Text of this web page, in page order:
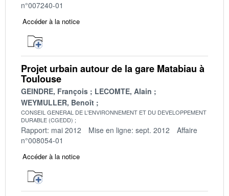
n°007240-01
Accéder à la notice
Projet urbain autour de la gare Matabiau à
Toulouse
GEINDRE, François
LECOMTE, Alain
WEYMULLER, Benoît
CONSEIL GENERAL DE L'ENVIRONNEMENT ET DU DEVELOPPEMENT
DURABLE (CGEDD)
Rapport: mai 2012 Mise en ligne: sept. 2012
Affaire
n°008054-01
Accéder à la notice